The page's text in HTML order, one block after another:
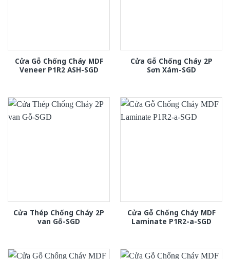
Cửa Gỗ Chống Cháy MDF
Veneer P1R2 ASH-SGD
Cửa Gỗ Chống Cháy 2P
Sơn Xám-SGD
Cửa Thép Chống Cháy 2P
van Gỗ-SGD
Cửa Gỗ Chống Cháy MDF
Laminate P1R2-a-SGD